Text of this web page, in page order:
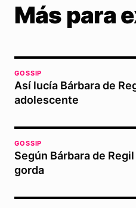
Más para
GOSSIP
Así lucía Bárbara de
adolescente
GOSSIP
Según Bárbara de
gorda